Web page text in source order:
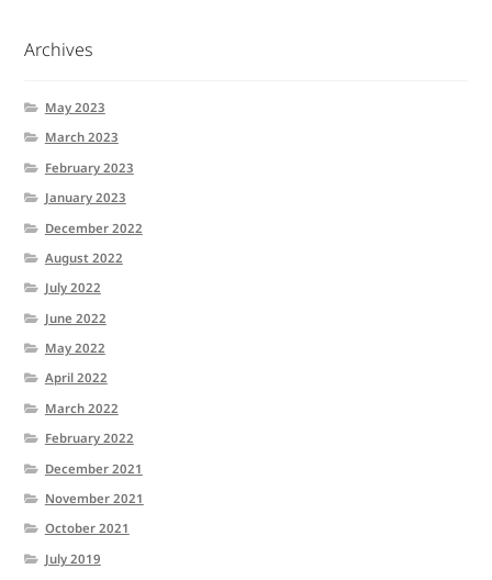
Archives
May 2023
March 2023
February 2023
January 2023
December 2022
August 2022
July 2022
June 2022
May 2022
April 2022
March 2022
February 2022
December 2021
November 2021
October 2021
July 2019